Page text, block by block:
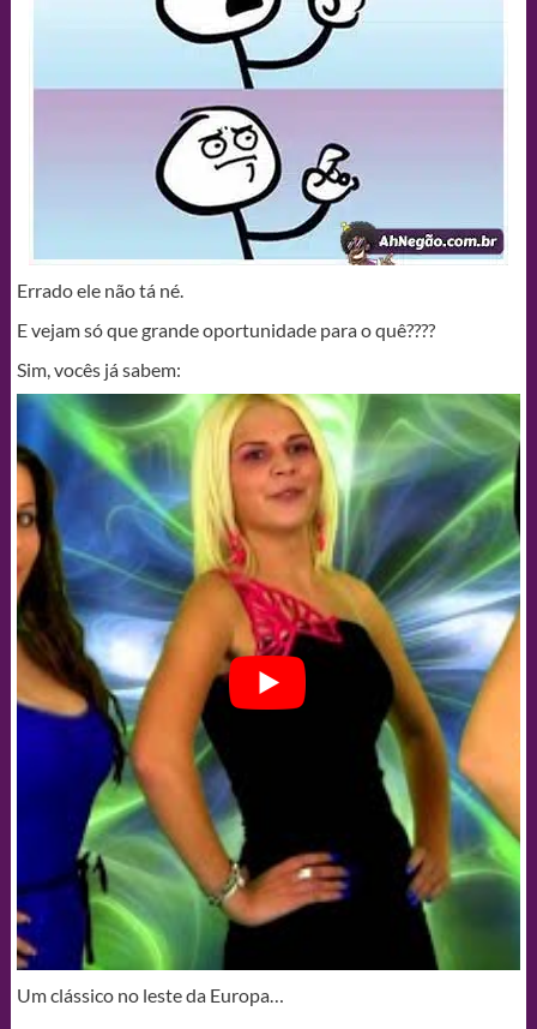
Errado ele não tá né.
E vejam só que grande oportunidade para o quê????
Sim, vocês já sabem:
Um clássico no leste da Europa…